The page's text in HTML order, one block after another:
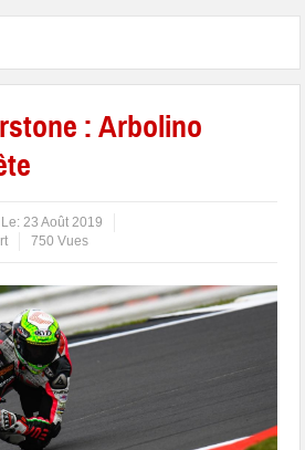
: Arbolino
Le:23 Août 2019
750 Vues